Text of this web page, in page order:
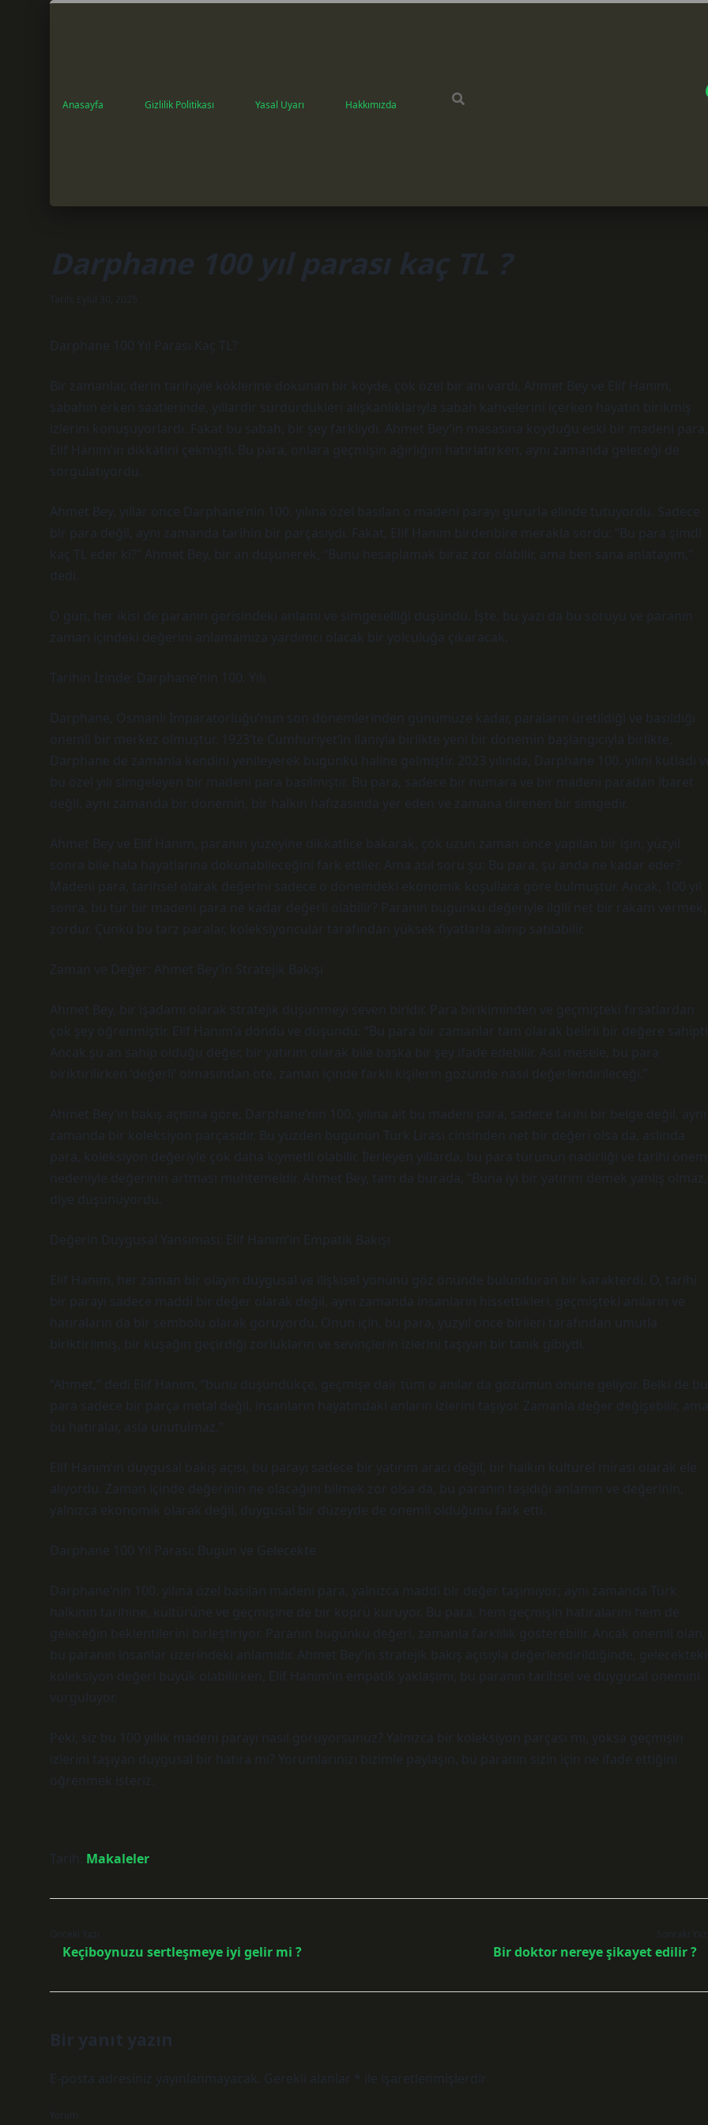
Anasayfa Gizlilik Politikası Yasal Uyarı Hakkımızda
Darphane 100 yıl parası kaç TL ?
Tarih: Eylül 30, 2025
Darphane 100 Yıl Parası Kaç TL?
Bir zamanlar, derin tarihiyle köklerine dokunan bir köyde, çok özel bir anı vardı. Ahmet Bey ve Elif Hanım,
sabahın erken saatlerinde, yıllardır sürdürdükleri alışkanlıklarıyla sabah kahvelerini içerken hayatın birikmiş
izlerini konuşuyorlardı. Fakat bu sabah, bir şey farklıydı. Ahmet Bey’in masasına koyduğu eski bir madeni para,
Elif Hanım’ın dikkatini çekmişti. Bu para, onlara geçmişin ağırlığını hatırlatırken, aynı zamanda geleceği de
sorgulatıyordu.
Ahmet Bey, yıllar önce Darphane’nin 100. yılına özel basılan o madeni parayı gururla elinde tutuyordu. Sadece
bir para değil, aynı zamanda tarihin bir parçasıydı. Fakat, Elif Hanım birdenbire merakla sordu: “Bu para şimdi
kaç TL eder ki?” Ahmet Bey, bir an düşünerek, “Bunu hesaplamak biraz zor olabilir, ama ben sana anlatayım,”
dedi.
O gün, her ikisi de paranın gerisindeki anlamı ve simgeselliği düşündü. İşte, bu yazı da bu soruyu ve paranın
zaman içindeki değerini anlamamıza yardımcı olacak bir yolculuğa çıkaracak.
Tarihin İzinde: Darphane’nin 100. Yılı
Darphane, Osmanlı İmparatorluğu’nun son dönemlerinden günümüze kadar, paraların üretildiği ve basıldığı
önemli bir merkez olmuştur. 1923’te Cumhuriyet’in ilanıyla birlikte yeni bir dönemin başlangıcıyla birlikte,
Darphane de zamanla kendini yenileyerek bugünkü haline gelmiştir. 2023 yılında, Darphane 100. yılını kutladı
bu özel yılı simgeleyen bir madeni para basılmıştır. Bu para, sadece bir numara ve bir madeni paradan ibaret
değil, aynı zamanda bir dönemin, bir halkın hafızasında yer eden ve zamana direnen bir simgedir.
Ahmet Bey ve Elif Hanım, paranın yüzeyine dikkatlice bakarak, çok uzun zaman önce yapılan bir işin, yüzyıl
sonra bile hala hayatlarına dokunabileceğini fark ettiler. Ama asıl soru şu: Bu para, şu anda ne kadar eder?
Madeni para, tarihsel olarak değerini sadece o dönemdeki ekonomik koşullara göre bulmuştur. Ancak, 100 yıl
sonra, bu tür bir madeni para ne kadar değerli olabilir? Paranın bugünkü değeriyle ilgili net bir rakam vermek,
zordur. Çünkü bu tarz paralar, koleksiyoncular tarafından yüksek fiyatlarla alınıp satılabilir.
Zaman ve Değer: Ahmet Bey’in Stratejik Bakışı
Ahmet Bey, bir işadamı olarak stratejik düşünmeyi seven biridir. Para birikiminden ve geçmişteki fırsatlardan
çok şey öğrenmiştir. Elif Hanım’a döndü ve düşündü: “Bu para bir zamanlar tam olarak belirli bir değere
Ancak şu an sahip olduğu değer, bir yatırım olarak bile başka bir şey ifade edebilir. Asıl mesele, bu para
biriktirilirken ‘değerli’ olmasından öte, zaman içinde farklı kişilerin gözünde nasıl değerlendirileceği.”
Ahmet Bey’in bakış açısına göre, Darphane’nin 100. yılına ait bu madeni para, sadece tarihi bir belge değil, aynı
zamanda bir koleksiyon parçasıdır. Bu yüzden bugünün Türk Lirası cinsinden net bir değeri olsa da, aslında
para, koleksiyon değeriyle çok daha kıymetli olabilir. İlerleyen yıllarda, bu para türünün nadirliği ve tarihi
nedeniyle değerinin artması muhtemeldir. Ahmet Bey, tam da burada, “Buna iyi bir yatırım demek yanlış
diye düşünüyordu.
Değerin Duygusal Yansıması: Elif Hanım’ın Empatik Bakışı
Elif Hanım, her zaman bir olayın duygusal ve ilişkisel yönünü göz önünde bulunduran bir karakterdi. O, tarihi
bir parayı sadece maddi bir değer olarak değil, aynı zamanda insanların hissettikleri, geçmişteki anıların ve
hatıraların da bir sembolü olarak görüyordu. Onun için, bu para, yüzyıl önce birileri tarafından umutla
biriktirilmiş, bir kuşağın geçirdiği zorlukların ve sevinçlerin izlerini taşıyan bir tanık gibiydi.
“Ahmet,” dedi Elif Hanım, “bunu düşündükçe, geçmişe dair tüm o anılar da gözümün önüne geliyor. Belki de bu
para sadece bir parça metal değil, insanların hayatındaki anların izlerini taşıyor. Zamanla değer değişebilir, ama
bu hatıralar, asla unutulmaz.”
Elif Hanım’ın duygusal bakış açısı, bu parayı sadece bir yatırım aracı değil, bir halkın kültürel mirası olarak ele
alıyordu. Zaman içinde değerinin ne olacağını bilmek zor olsa da, bu paranın taşıdığı anlamın ve değerinin,
yalnızca ekonomik olarak değil, duygusal bir düzeyde de önemli olduğunu fark etti.
Darphane 100 Yıl Parası: Bugün ve Gelecekte
Darphane’nin 100. yılına özel basılan madeni para, yalnızca maddi bir değer taşımıyor; aynı zamanda Türk
halkının tarihine, kültürüne ve geçmişine de bir köprü kuruyor. Bu para, hem geçmişin hatıralarını hem de
geleceğin beklentilerini birleştiriyor. Paranın bugünkü değeri, zamanla farklılık gösterebilir. Ancak önemli olan,
bu paranın insanlar üzerindeki anlamıdır. Ahmet Bey’in stratejik bakış açısıyla değerlendirildiğinde, gelecekteki
koleksiyon değeri büyük olabilirken, Elif Hanım’ın empatik yaklaşımı, bu paranın tarihsel ve duygusal önemini
vurguluyor.
Peki, siz bu 100 yıllık madeni parayı nasıl görüyorsunuz? Yalnızca bir koleksiyon parçası mı, yoksa geçmişin
izlerini taşıyan duygusal bir hatıra mı? Yorumlarınızı bizimle paylaşın, bu paranın sizin için ne ifade ettiğini
öğrenmek isteriz.
Tarih: Makaleler
Önceki Yazı
Keçiboynuzu sertleşmeye iyi gelir mi ?
Sonraki
Bir doktor nereye şikayet edilir ?
Bir yanıt yazın
E-posta adresiniz yayınlanmayacak. Gerekli alanlar * ile işaretlenmişlerdir
Yorum